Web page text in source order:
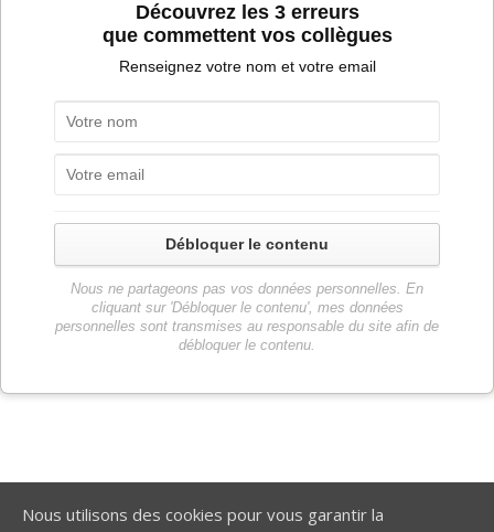
Découvrez les 3 erreurs
que commettent vos collègues
Renseignez votre nom et votre email
Débloquer le contenu
Nous ne partageons pas vos données personnelles. En
cliquant sur 'Débloquer le contenu', mes données
personnelles sont transmises au responsable du site afin de
débloquer le contenu.
Nous utilisons des cookies pour vous garantir la